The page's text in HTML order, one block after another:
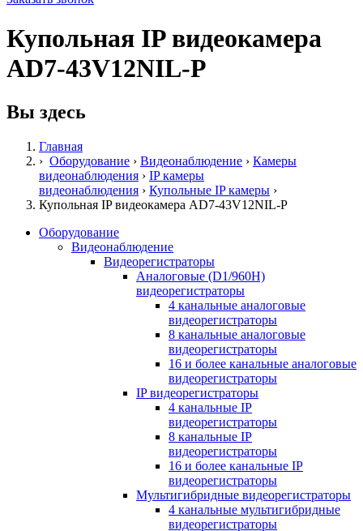
Купольная IP видеокамера
AD7-43V12NIL-P
Вы здесь
Главная
› Оборудование › Видеонаблюдение › Камеры
видеонаблюдения › IP камеры
видеонаблюдения › Купольные IP камеры ›
Купольная IP видеокамера AD7-43V12NIL-P
Оборудование
Видеонаблюдение
Видеорегистраторы
Аналоговые (D1/960H)
видеорегистраторы
4 канальные аналоговые
видеорегистраторы
8 канальные аналоговые
видеорегистраторы
16 и более канальные аналоговые
видеорегистраторы
IP видеорегистраторы
4 канальные IP
видеорегистраторы
8 канальные IP
видеорегистраторы
16 и более канальные IP
видеорегистраторы
Мультигибридные видеорегистраторы
4 канальные мультигибридные
видеорегистраторы